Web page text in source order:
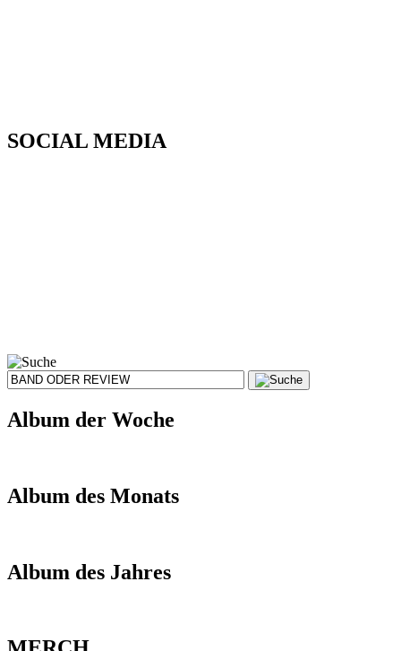
SOCIAL MEDIA
Album der Woche
Album des Monats
Album des Jahres